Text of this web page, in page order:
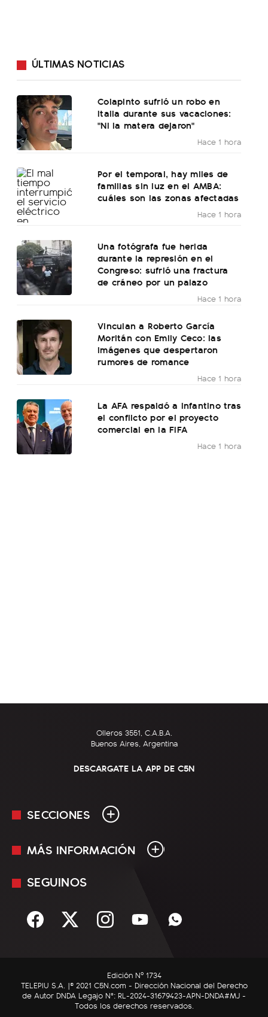
ÚLTIMAS NOTICIAS
Colapinto sufrió un robo en
Italia durante sus vacaciones:
"Ni la matera dejaron"
Hace 1 hora
Por el temporal, hay miles de
familias sin luz en el AMBA:
cuáles son las zonas afectadas
Hace 1 hora
Una fotógrafa fue herida
durante la represión en el
Congreso: sufrió una fractura
de cráneo por un palazo
Hace 1 hora
Vinculan a Roberto García
Moritán con Emily Ceco: las
imágenes que despertaron
rumores de romance
Hace 1 hora
La AFA respaldó a Infantino tras
el conflicto por el proyecto
comercial en la FIFA
Hace 1 hora
Olleros 3551, C.A.B.A.
Buenos Aires, Argentina
DESCARGATE LA APP DE C5N
SECCIONES
En Vivo
Sociedad
C5N Autos
RatingCero
MÁS INFORMACIÓN
Mediakit
Términos y condiciones
SEGUINOS
Edición Nº 1734
TELEPIU S.A. |© 2021 C5N.com - Dirección Nacional del Derecho
de Autor DNDA Legajo N°: RL-2024-31679423-APN-DNDA#MJ -
Todos los derechos reservados.